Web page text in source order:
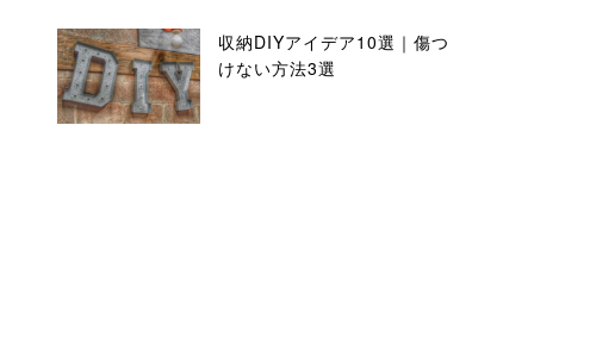
収納DIYアイデア10選｜傷つ
けない方法3選